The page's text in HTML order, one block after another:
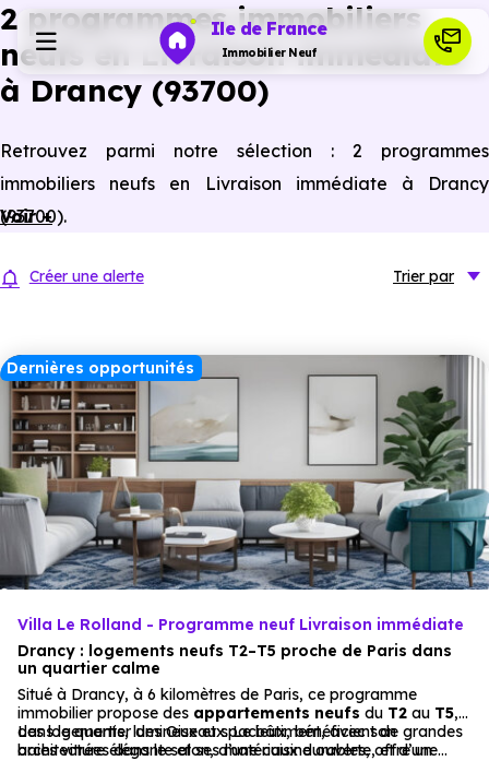
Ile de France
Immobilier Neuf
Investir
Ressources
Financer
2 programmes immobiliers
neufs en Livraison immédiate
à Drancy (93700)
Retrouvez parmi notre sélection : 2 programmes
immobiliers neufs en Livraison immédiate à Drancy
(93700).
Voir +
Créer une alerte Trier par
Dernières opportunités
Villa Le Rolland - Programme neuf Livraison immédiate
Drancy : logements neufs T2–T5 proche de Paris dans
un quartier calme
Situé à Drancy, à 6 kilomètres de Paris, ce programme
immobilier propose des appartements neufs du T2 au T5,
dans le quartier des Oiseaux. Le bâtiment, avec son
architecture élégante et ses matériaux durables, offre un
Les logements, lumineux et spacieux, bénéficient de grandes
baies vitrées dans le salon, d’une cuisine ouverte, et d’une